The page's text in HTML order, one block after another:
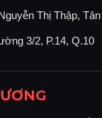
người
vào mặt
nhanh
Thị Thập,
3/2, P.14, Q.10